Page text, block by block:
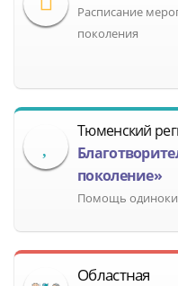
Расписание
поколения
Тюменский
поколение»
Помощь
Областная